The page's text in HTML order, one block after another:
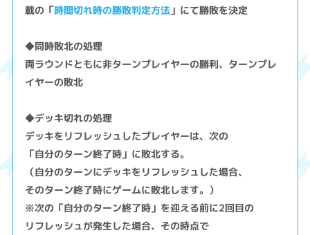
載の「時間切れ時の勝敗判定方法 」にて勝敗を決定
◆同時敗北の処理
両ラウンドともに非ターンプレイヤーの勝利、ターンプレ
イヤーの敗北
◆デッキ切れの処理
デッキをリフレッシュしたプレイヤーは、次の
「自分のターン終了時」に敗北する。
（自分のターンにデッキをリフレッシュした場合、
そのターン終了時にゲームに敗北します。）
※次の「自分のターン終了時」を迎える前に2回目の
リフレッシュが発生した場合、その時点で